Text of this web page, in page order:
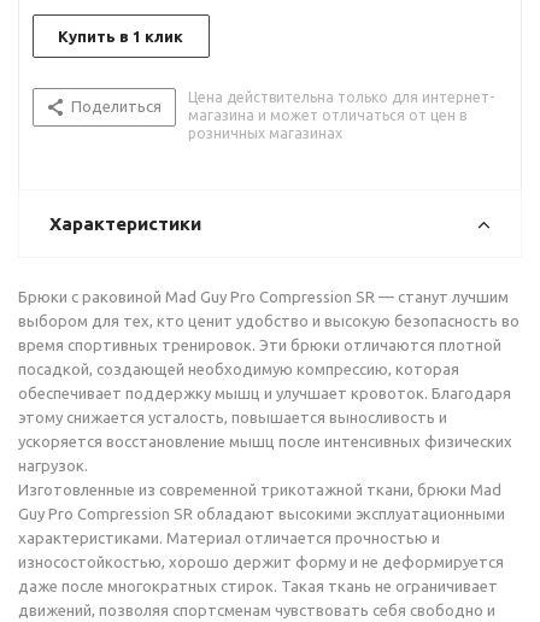
Купить в 1 клик
Поделиться
Цена действительна только для интернет-
магазина и может отличаться от цен в
розничных магазинах
Характеристики
Брюки с раковиной Mad Guy Pro Compression SR — станут лучшим
выбором для тех, кто ценит удобство и высокую безопасность во
время спортивных тренировок. Эти брюки отличаются плотной
посадкой, создающей необходимую компрессию, которая
обеспечивает поддержку мышц и улучшает кровоток. Благодаря
этому снижается усталость, повышается выносливость и
ускоряется восстановление мышц после интенсивных физических
нагрузок.
Изготовленные из современной трикотажной ткани, брюки Mad
Guy Pro Compression SR обладают высокими эксплуатационными
характеристиками. Материал отличается прочностью и
износостойкостью, хорошо держит форму и не деформируется
даже после многократных стирок. Такая ткань не ограничивает
движений, позволяя спортсменам чувствовать себя свободно и